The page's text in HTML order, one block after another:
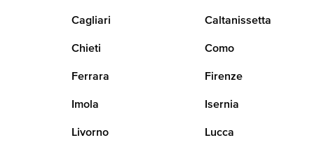
Cagliari Caltanissetta
Chieti Como
Ferrara Firenze
Imola Isernia
Livorno Lucca